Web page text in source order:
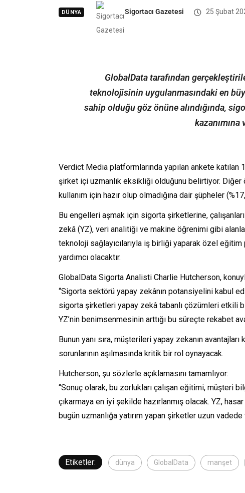
DÜNYA Sigortacı Gazetesi 25 Şubat
GlobalData tarafından
teknolojisinin uygulanmasındaki en
sahip olduğu göz önüne alındığında,
Verdict Media platformlarında yapılan ankete
şirket içi uzmanlık eksikliği olduğunu belirtiyor. Diğer
kullanım için hazır olup olmadığına dair şüpheler
Bu engelleri aşmak için sigorta şirketlerine,
zekâ (YZ), veri analitiği ve makine öğrenimi gibi
teknoloji sağlayıcılarıyla iş birliği yaparak özel
yardımcı olacaktır.
GlobalData Sigorta Analisti Charlie Hutcherson,
“Sigorta sektörü yapay zekânın potansiyelini kabul
sigorta şirketleri yapay zekâ tabanlı çözümleri etkili
YZ’nin benimsenmesinin arttığı bu süreçte rekabet
Bunun yanı sıra, müşterileri yapay zekanın
sorunlarının aşılmasında kritik bir rol oynayacak.
Hutcherson, şu sözlerle açıklamasını tamamlıyor:
“Sonuç olarak, bu zorlukları çalışan eğitimi,
çıkarmaya en iyi şekilde hazırlanmış olacak. YZ,
bugün uzmanlığa yatırım yapan şirketler uzun
Etiketler: dünya GlobalData manşet